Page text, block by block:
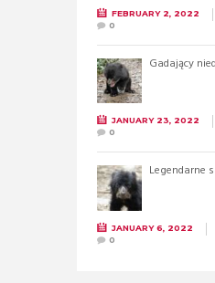
FEBRUARY 2, 2022
0
Gadający
JANUARY 23, 2022
0
Legendarne
JANUARY 6, 2022
0